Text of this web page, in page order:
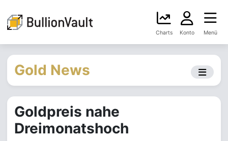
Charts Konto Menü
Gold News
Goldpreis nahe
Dreimonatshoch